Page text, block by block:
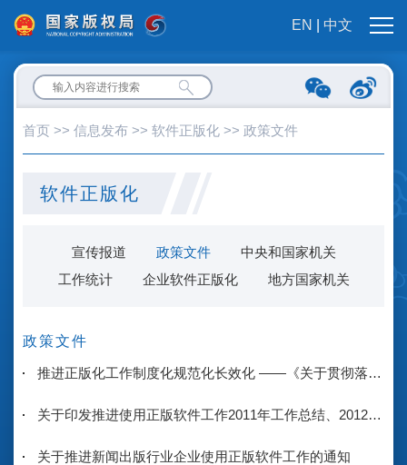
EN 中文
首页 >> 信息发布 >> 软件正版化 >> 政策文件
软件正版化
宣传报道 政策文件
中央和国家机关
工作统计
企业软件正版化 地方国家机关
政策文件
推进正版化工作制度化规范化长效化 ——《关于贯彻落实〈政府机关使用正版软件管理办法〉的实施意见》印发
关于印发推进使用正版软件工作2011年工作总结、2012年工作计划、部际联席会议办公室工作制度、督促检查工作方案和柳斌杰同志讲话的通知
关于推进新闻出版行业企业使用正版软件工作的通知